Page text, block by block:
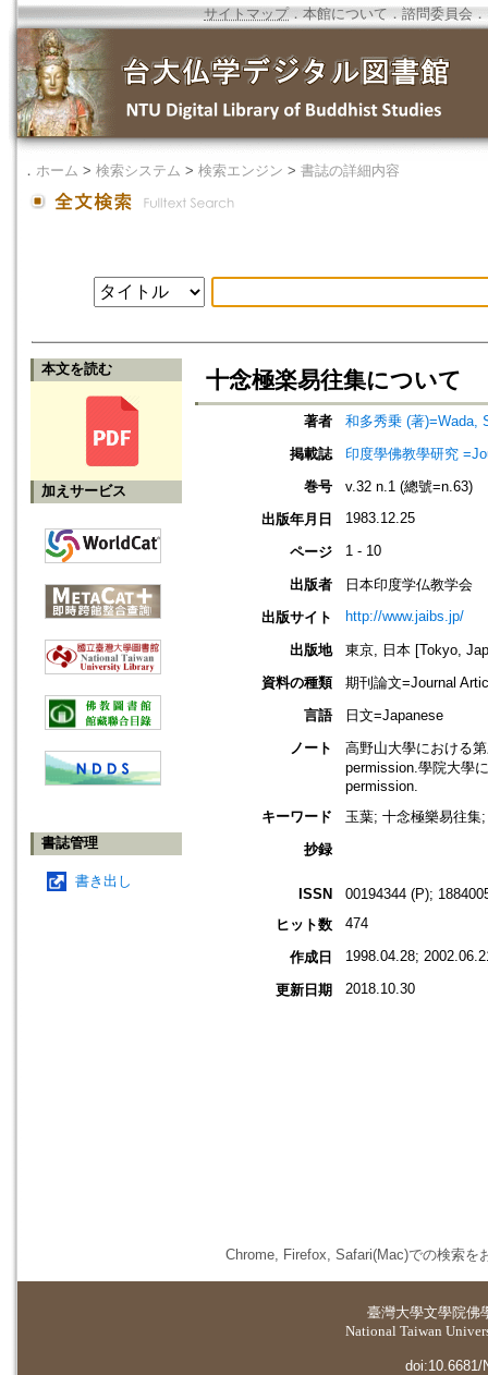
サイトマップ．本館について ． 諮問委員会 ．
． ホーム > 検索システム > 検索エンジン > 書誌の詳細内容
本文を読む
加えサービス
書誌管理
書き出し
十念極楽易往集について
著者
和多秀乗 (著)=Wada,
掲載誌
印度學佛教學研究
巻号
v.32 n.1 (總號=n.63)
出版年月日
1983.12.25
ページ 1 - 10
出版者
日本印度学仏教学会
出版サイト
http://www.jaibs.jp/
出版地
東京, 日本 [Tokyo,
資料の種類
期刊論文=Journal
言語
日文=Japanese
ノート
高野山大學における
permission.學院大學
permission.
キーワード
玉葉; 十念極樂易往
抄録
ISSN
00194344 (P);
ヒット数
474
作成日 1998.04.28;
更新日期 2018.10.30
Chrome, Firefox, Safari(Mac)での検索を
臺灣大學文學院佛
National Taiwan
doi:10.6681/